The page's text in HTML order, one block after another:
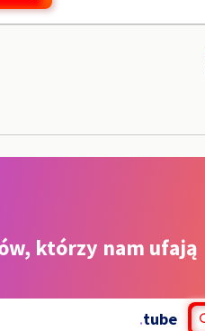
którzy nam ufają
.tube